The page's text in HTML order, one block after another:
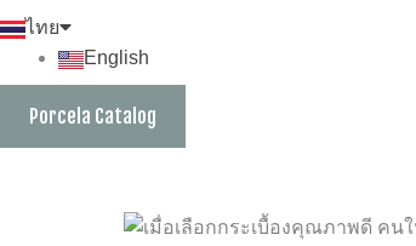
ไทย
English
Porcela Catalog